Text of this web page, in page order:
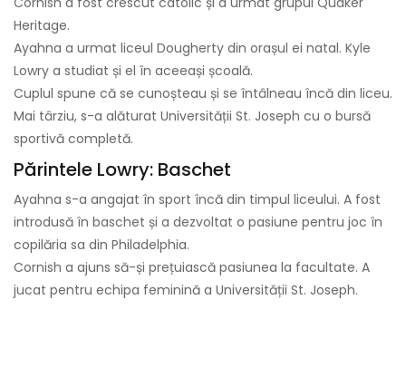
Heritage.
Ayahna a urmat liceul Dougherty din orașul ei natal. Kyle
Lowry a studiat și el în aceeași școală.
Cuplul spune că se cunoșteau și se întâlneau încă din liceu.
Mai târziu, s-a alăturat Universității St. Joseph cu o bursă
sportivă completă.
Părintele Lowry: Baschet
Ayahna s-a angajat în sport încă din timpul liceului. A fost
introdusă în baschet și a dezvoltat o pasiune pentru joc în
copilăria sa din Philadelphia.
Cornish a ajuns să-și prețuiască pasiunea la facultate. A
jucat pentru echipa feminină a Universității St. Joseph.